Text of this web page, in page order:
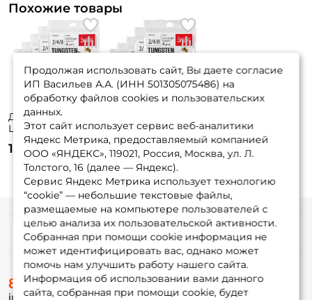
Похожие товары
Джиг головки
Lucky John Area
Trout Game
крючок №2,4,8 /
0.15, 0.20, 0.25гр.
MIX 1 -20шт. (5уп.х
4шт.)
1 440 ₽
Lucky John Area
Trout Game
крючок№ 2,4,8 /
0.15/0.20/0.25гр.
MIX 3 -20шт. (5уп.х
4шт.)
1 440 ₽
Продолжая использовать сайт, Вы даете согласие
ИП Васильев А.А. (ИНН 501305075486) на
обработку файлов cookies и пользовательских
данных.
Этот сайт использует сервис веб-аналитики
Яндекс Метрика, предоставляемый компанией
ООО «ЯНДЕКС», 119021, Россия, Москва, ул. Л.
Толстого, 16 (далее — Яндекс).
Сервис Яндекс Метрика использует технологию
“cookie” — небольшие текстовые файлы,
размещаемые на компьютере пользователей с
целью анализа их пользовательской активности.
Собранная при помощи cookie информация не
может идентифицировать вас, однако может
помочь нам улучшить работу нашего сайта.
Информация об использовании вами данного
сайта, собранная при помощи cookie, будет
Информация
О магазине
Доставка
8 (495) 532-77-88
info@foxfishing.ru